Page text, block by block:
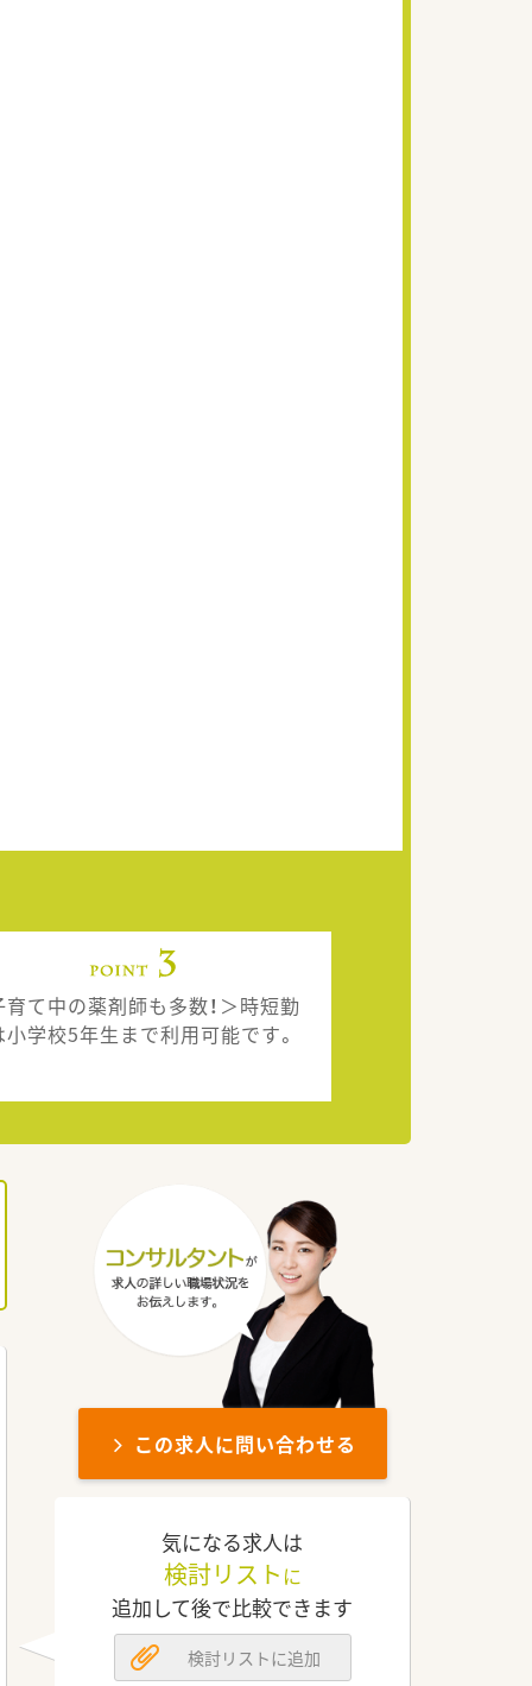
育て中の薬剤師も多数！＞時短勤
小学校5年生まで利用可能です。
この求人に問い合わせる
気になる求人は
検討リスト に
追加して後で比較できます
検討リストに追加